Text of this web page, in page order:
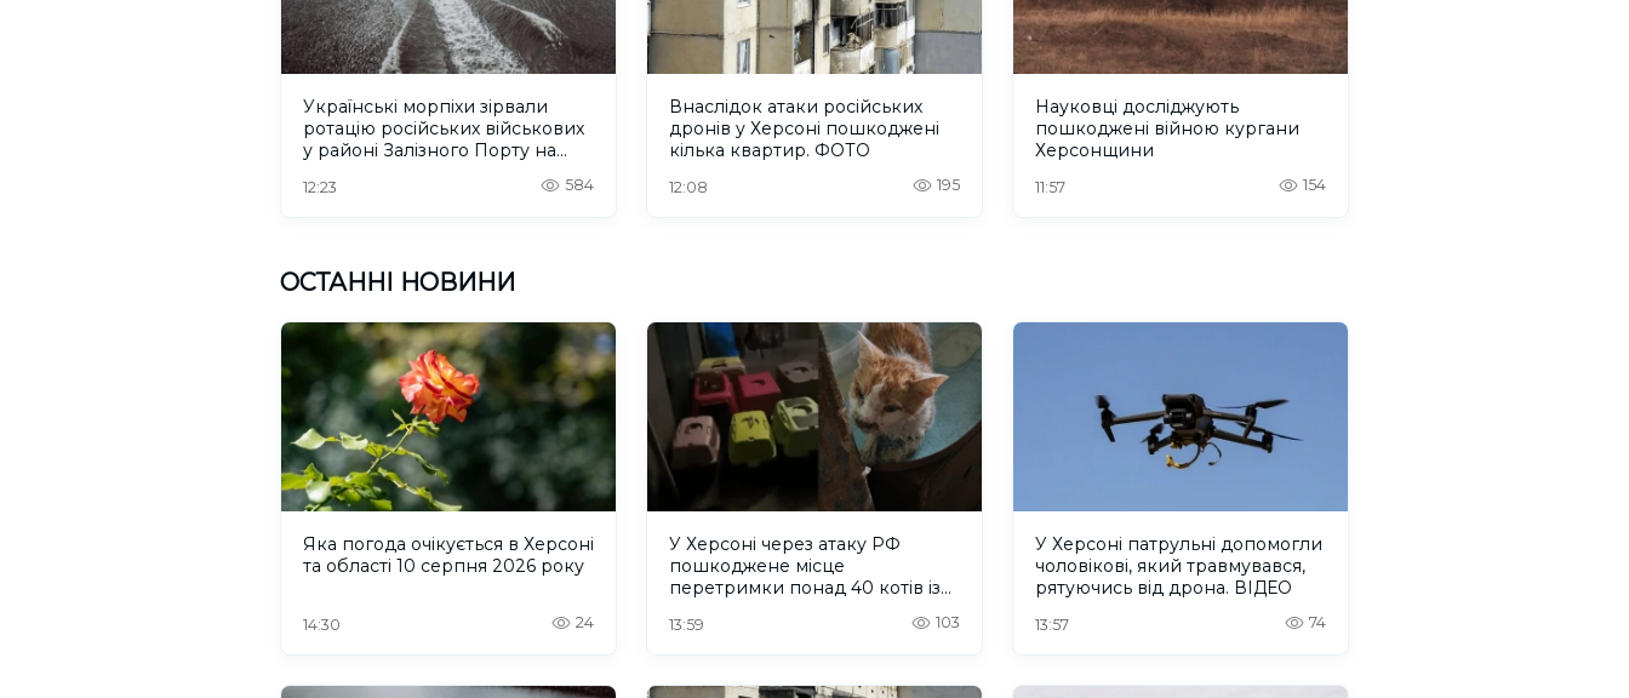
Українські морпіхи зірвали
ротацію російських військових
у районі Залізного Порту на
12:23 584
Внаслідок атаки російських
дронів у Херсоні пошкоджені
кілька квартир. ФОТО
12:08 195
Науковці досліджують
пошкоджені війною кургани
Херсонщини
11:57 154
ОСТАННІ НОВИНИ
Яка погода очікується в Херсоні
та області 10 серпня 2026 року
14:30 24
У Херсоні через атаку РФ
пошкоджене місце
перетримки понад 40 котів із
13:59 103
У Херсоні патрульні допомогли
чоловікові, який травмувався,
рятуючись від дрона. ВІДЕО
13:57 74